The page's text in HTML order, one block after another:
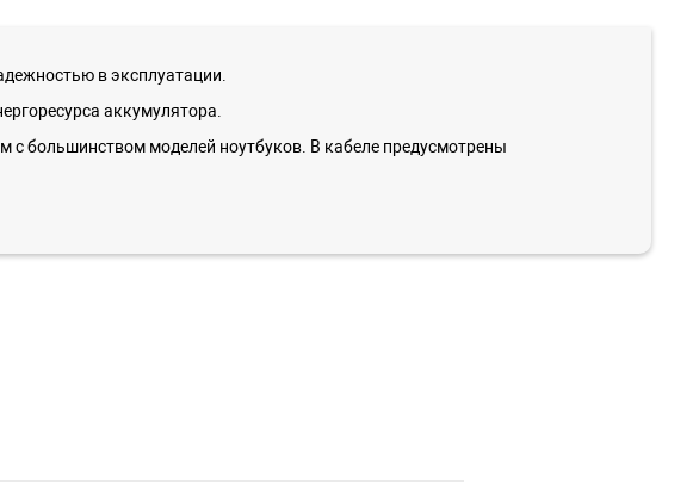
в эксплуатации.
аккумулятора.
большинством моделей ноутбуков. В кабеле предусмотрены